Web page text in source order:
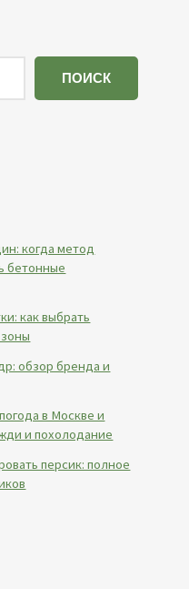
ПОИСК
когда метод
бетонные
как выбрать
обзор бренда и
в Москве и
и похолодание
персик: полное